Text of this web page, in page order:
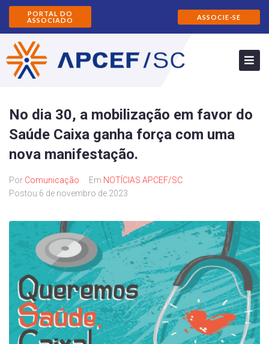
PORTAL DO
ASSOCIADO
ASSOCIE-SE
No dia 30, a mobilização em favor do
Saúde Caixa ganha força com uma
nova manifestação.
Por Comunicação Em NOTÍCIAS APCEF/SC
Postou 6 de novembro de 2023